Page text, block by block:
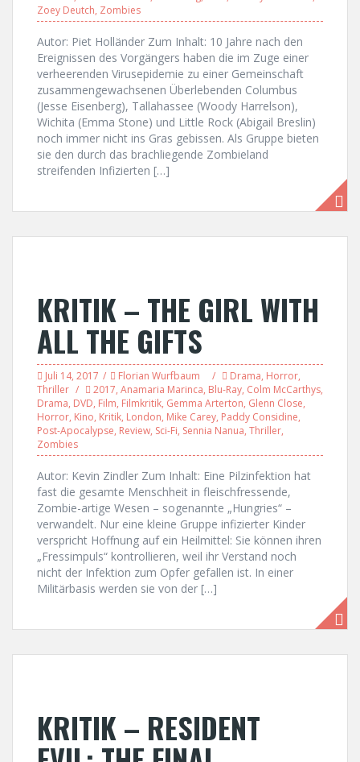
Zoey Deutch, Zombies
Autor: Piet Holländer Zum Inhalt: 10 Jahre nach den
Ereignissen des Vorgängers haben die im Zuge einer
verheerenden Virusepidemie zu einer Gemeinschaft
zusammengewachsenen Überlebenden Columbus
(Jesse Eisenberg), Tallahassee (Woody Harrelson),
Wichita (Emma Stone) und Little Rock (Abigail Breslin)
noch immer nicht ins Gras gebissen. Als Gruppe bieten
sie den durch das brachliegende Zombieland
streifenden Infizierten […]
KRITIK – THE GIRL WITH
ALL THE GIFTS
Juli 14, 2017 Florian Wurfbaum Drama, Horror,
Thriller
2017, Anamaria Marinca, Blu-Ray, Colm McCarthys,
Drama, DVD, Film, Filmkritik, Gemma Arterton, Glenn Close,
Horror, Kino, Kritik, London, Mike Carey, Paddy Considine,
Post-Apocalypse, Review, Sci-Fi, Sennia Nanua, Thriller,
Zombies
Autor: Kevin Zindler Zum Inhalt: Eine Pilzinfektion hat
fast die gesamte Menschheit in fleischfressende,
Zombie-artige Wesen – sogenannte „Hungries“ –
verwandelt. Nur eine kleine Gruppe infizierter Kinder
verspricht Hoffnung auf ein Heilmittel: Sie können ihren
„Fressimpuls“ kontrollieren, weil ihr Verstand noch
nicht der Infektion zum Opfer gefallen ist. In einer
Militärbasis werden sie von der […]
KRITIK – RESIDENT